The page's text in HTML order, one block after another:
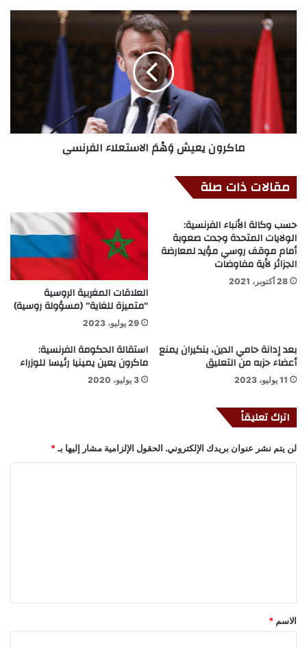
ماكرون يعيش وَهْمَ الاستعلاء الفرنسي
مقالات ذات صلة
حسب وكالة الأنباء الفرنسية:
الولايات المتحدة وجدت صعوبة
أمام موقف روسي مؤيد لمعارضة
الجزائر لأية مفاوضات
28 أكتوبر، 2021
العلاقات المغربية الروسية
“متميزة للغاية” (مسؤولة روسية)
29 يوليو، 2023
بعد إدانة حامي الدين، بنكيران يمنع
أعضاء حزبه من التعليق
11 يوليو، 2023
استقالة الحكومة الفرنسية:
ماكرون يعين يمينيا رئيسا للوزراء
3 يوليو، 2020
اترك تعليقاً
لن يتم نشر عنوان بريدك الإلكتروني. الحقول الإلزامية مشار إليها بـ*
*
الاسم *